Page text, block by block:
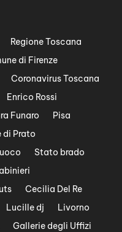
Regione Toscana
di Firenze
Coronavirus Toscana
Enrico Rossi
Funaro
Pisa
di Prato
Stato brado
Cecilia Del Re
Lucille dj
Livorno
Gallerie degli Uffizi